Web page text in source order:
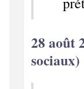
28 août
sociaux)